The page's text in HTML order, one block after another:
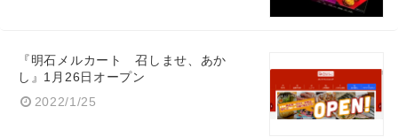
『明石メルカート 召しませ、あか
し』1月26日オープン
2022/1/25